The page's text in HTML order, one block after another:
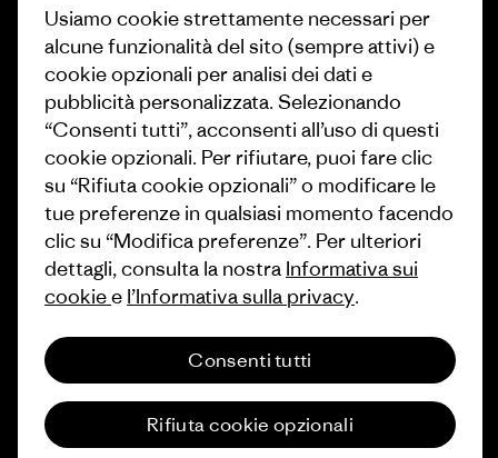
1% For The Planet
Come finanziamo
Buoni regalo
Trova un negozio
Industry program
Programma di affiliazione
Patagonia Italia Mappa del sito
© 2026 Patagonia, Inc. All Rights Reserved.
Usiamo cookie strettamente necessari per
alcune funzionalità del sito (sempre attivi) e
cookie opzionali per analisi dei dati e
pubblicità personalizzata. Selezionando
“Consenti tutti”, acconsenti all’uso di questi
cookie opzionali. Per rifiutare, puoi fare clic
su “Rifiuta cookie opzionali” o modificare le
tue preferenze in qualsiasi momento facendo
clic su “Modifica preferenze”. Per ulteriori
dettagli, consulta la nostra Informativa sui
cookiee l’Informativa sulla privacy.
Consenti tutti
Rifiuta cookie opzionali